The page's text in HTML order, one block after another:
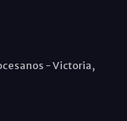
-Victoria,